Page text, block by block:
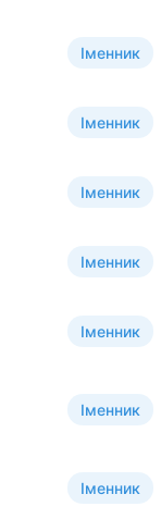
Іменник
Іменник
Іменник
Іменник
Іменник
Іменник
Іменник